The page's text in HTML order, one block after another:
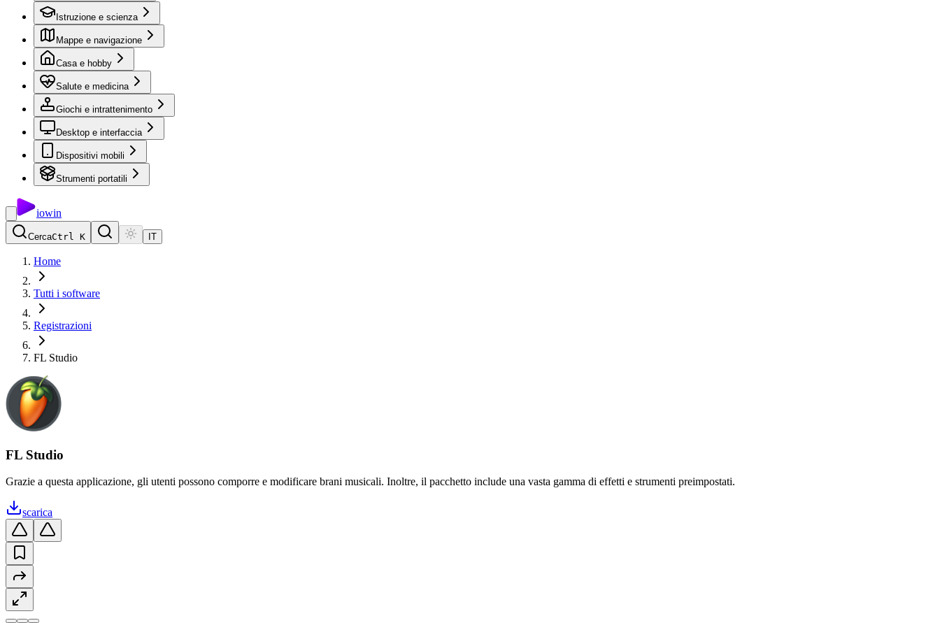
Istruzione e scienza
Mappe e navigazione
Casa e hobby
Salute e medicina
Giochi e intrattenimento
Desktop e interfaccia
Dispositivi mobili
Strumenti portatili
iowin
CercaCtrl K IT
Home
Tutti i software
Registrazioni
FL Studio
FL Studio
Grazie a questa applicazione, gli utenti possono comporre e modificare brani musicali. Inoltre, il pacchetto include una vasta gamma di effetti e strumenti preimpostati.
scarica